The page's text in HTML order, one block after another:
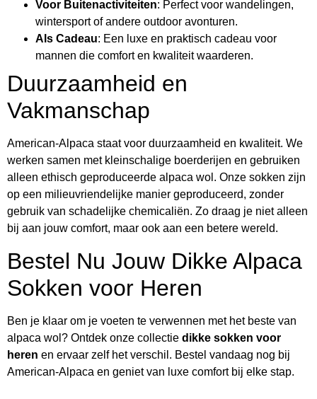
Voor Buitenactiviteiten: Perfect voor wandelingen,
wintersport of andere outdoor avonturen.
Als Cadeau: Een luxe en praktisch cadeau voor
mannen die comfort en kwaliteit waarderen.
Duurzaamheid en
Vakmanschap
American-Alpaca staat voor duurzaamheid en kwaliteit. We
werken samen met kleinschalige boerderijen en gebruiken
alleen ethisch geproduceerde alpaca wol. Onze sokken zijn
op een milieuvriendelijke manier geproduceerd, zonder
gebruik van schadelijke chemicaliën. Zo draag je niet alleen
bij aan jouw comfort, maar ook aan een betere wereld.
Bestel Nu Jouw Dikke Alpaca
Sokken voor Heren
Ben je klaar om je voeten te verwennen met het beste van
alpaca wol? Ontdek onze collectie dikke sokken voor
heren en ervaar zelf het verschil. Bestel vandaag nog bij
American-Alpaca en geniet van luxe comfort bij elke stap.